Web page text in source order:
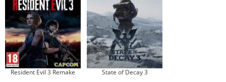
Resident Evil 3 Remake State of Decay 3